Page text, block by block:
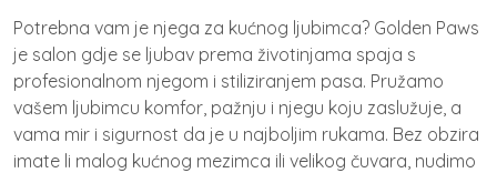
Potrebna vam je njega za kućnog ljubimca? Golden Paws
je salon gdje se ljubav prema životinjama spaja s
profesionalnom njegom i stiliziranjem pasa. Pružamo
vašem ljubimcu komfor, pažnju i njegu koju zaslužuje, a
vama mir i sigurnost da je u najboljim rukama. Bez obzira
imate li malog kućnog mezimca ili velikog čuvara, nudimo